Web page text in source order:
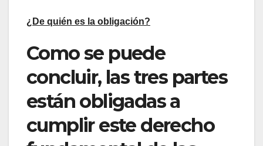
¿De quién es la obligación?
Como se puede
concluir, las tres partes
están obligadas a
cumplir este derecho